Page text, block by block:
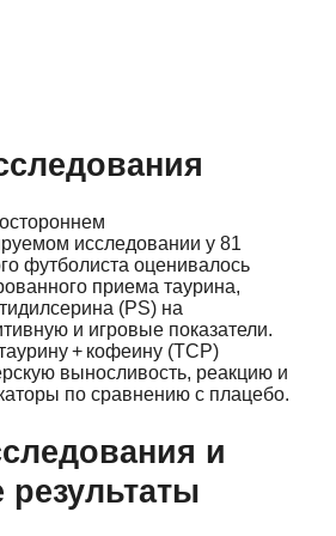
исследовании у 81
футболиста оценивалось
приема таурина,
(PS) на
и игровые показатели.
+ кофеину (TCP)
выносливость, реакцию и
по сравнению с плацебо.
и